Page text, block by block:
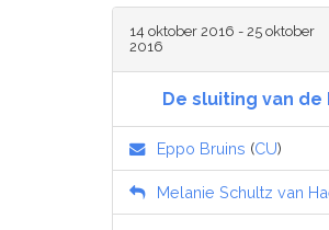
14 oktober 2016 - 25 oktober
2016
De sluiting van
Eppo Bruins (CU)
Melanie Schultz van